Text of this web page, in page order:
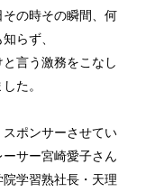
の時その瞬間、何
らず、
言う激務をこなし
た。
スポンサーさせてい
サー宮崎愛子さん
学習熟社長・天理